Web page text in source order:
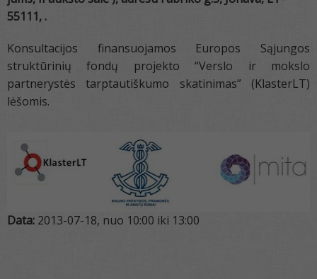
55111, .
Konsultacijos finansuojamos Europos Sąjungos
struktūrinių fondų projekto “Verslo ir mokslo
partnerystės tarptautiškumo skatinimas” (KlasterLT)
lėšomis.
Data: 2013-07-18, nuo 10:00 iki 13:00